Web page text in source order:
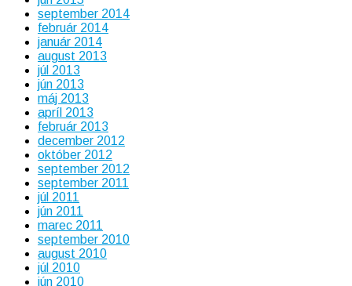
september 2014
február 2014
január 2014
august 2013
júl 2013
jún 2013
máj 2013
apríl 2013
február 2013
december 2012
október 2012
september 2012
september 2011
júl 2011
jún 2011
marec 2011
september 2010
august 2010
júl 2010
jún 2010